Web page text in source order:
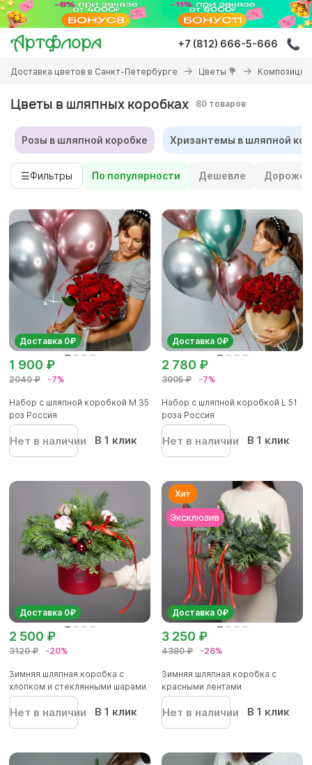
Перейти
основному
содержанию
+7 (812) 666-5-666
Вы
здесь
Доставка цветов в Санкт-Петербурге Цветы 💐
Цветы в шляпных коробках 80 товаров
Розы в шляпной коробке Хризантемы в шляпной
☰Фильтры По популярности Дешевле Дороже
Доставка 0₽
2040 ₽ -7%
1 900 ₽
Набор с шляпной коробкой M 35
роз Россия
Нет в наличии В 1 клик
Доставка 0₽
3005 ₽ -7%
2 780 ₽
Набор с шляпной коробкой L 51
роза Россия
Нет в наличии В 1 клик
Доставка 0₽
3120 ₽ -20%
2 500 ₽
Зимняя шляпная коробка с
хлопком и стеклянными шарами
Нет в наличии В 1 клик
Доставка 0₽
4380 ₽ -26%
3 250 ₽
Зимняя шляпная коробка с
красными лентами
Нет в наличии В 1 клик